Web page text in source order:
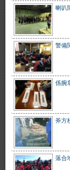
喇叭
警備
係腕
斧方
落合